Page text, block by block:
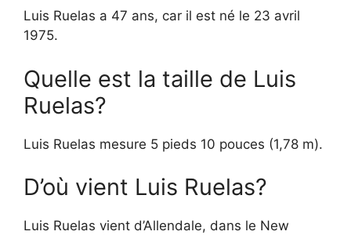
Luis Ruelas a 47 ans, car il est né le 23 avril
1975.
Quelle est la taille de Luis
Ruelas?
Luis Ruelas mesure 5 pieds 10 pouces (1,78 m).
D’où vient Luis Ruelas?
Luis Ruelas vient d’Allendale, dans le New